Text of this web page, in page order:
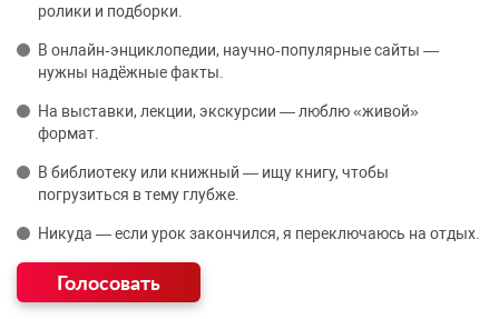
ролики и подборки.
В онлайн‑энциклопедии, научно‑популярные сайты —
нужны надёжные факты.
На выставки, лекции, экскурсии — люблю «живой»
формат.
В библиотеку или книжный — ищу книгу, чтобы
погрузиться в тему глубже.
Никуда — если урок закончился, я переключаюсь на отдых.